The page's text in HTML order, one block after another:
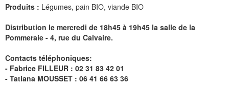
Produits : Légumes, pain BIO, viande BIO
Distribution le mercredi de 18h45 à 19h45 la salle de la
Pommeraie - 4, rue du Calvaire.
Contacts téléphoniques:
- Fabrice FILLEUR : 02 31 83 42 01
- Tatiana MOUSSET : 06 41 66 63 36